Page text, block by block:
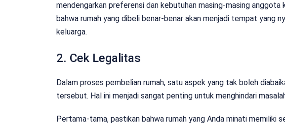
mendengarkan preferensi dan kebutuhan masing-masing anggota
bahwa rumah yang dibeli benar-benar akan menjadi tempat yang
keluarga.
2. Cek Legalitas
Dalam proses pembelian rumah, satu aspek yang tak boleh
tersebut. Hal ini menjadi sangat penting untuk menghindari
Pertama-tama, pastikan bahwa rumah yang Anda minati memiliki